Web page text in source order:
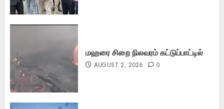
மஹரை சிறை நிலவரம் கட்டுப்பாட்டில்
AUGUST 2, 2026 0